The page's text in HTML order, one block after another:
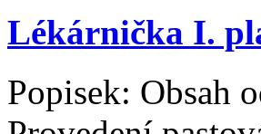
Lékárnička I.
Popisek: Obsah